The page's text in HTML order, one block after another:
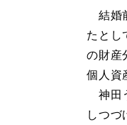
結婚
たとし
の財産
個人資
神田
しつづ